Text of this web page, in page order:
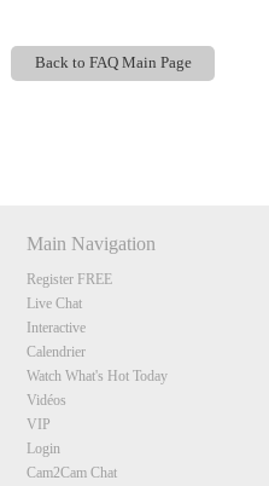
Back to FAQ Main Page
Main Navigation
Register FREE
Live Chat
Interactive
Calendrier
Watch What's Hot Today
Vidéos
VIP
Login
Cam2Cam Chat